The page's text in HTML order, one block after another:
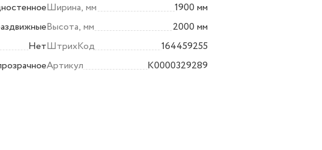
Нет
Ширина, мм
1900 мм
Высота, мм
2000 мм
ШтрихКод
164459255
Артикул
K0000329289